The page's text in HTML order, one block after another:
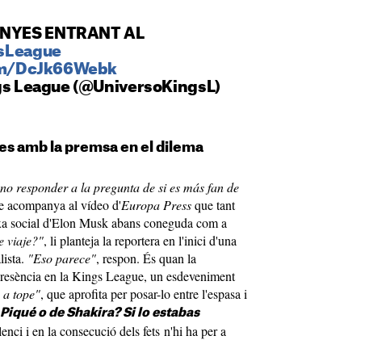
ENTRANT AL
DcJk66Webk
League (@UniversoKingsL)
amb la premsa en el dilema
responder a la pregunta de si es más fan de
acompanya al vídeo d'Europa Pressque tant
social d'Elon Musk abans coneguda com a
viaje?", li planteja la reportera en l'inici d'una
"Eso parece", respon. És quan la
en la Kings League, un esdeveniment
a tope", que aprofita per posar-lo entre l'espasa i
o de Shakira? Si lo estabas
i en la consecució dels fets n'hi ha per a